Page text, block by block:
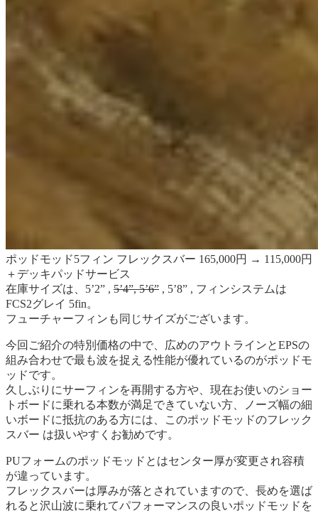
ポッドモッド5フィン フレックスバー 165,000円 → 115,000円
＋デッキパッドサービス
在庫サイズは、5’2” , 5’4”, 5’6” , 5’8” , フィンシステムは
FCS2グレイ 5fin。
フューチャーフィンも同じサイズがございます。
今回ご紹介の特別価格の中で、広めのアウトラインとEPSの
組み合わせで最も波を捉える性能が優れているのがポッドモ
ッドです。
久しぶりにサーフィンを再開する方や、現在お使いのショー
トボードに乗れる本数が満足できていない方、ノーズ幅の細
いボードに抵抗のある方には、このポッドモッドのフレック
スバー は扱いやすくお勧めです。
PUフォームのポッドモッドとはセンター厚が変更され容積
が違っています。
フレックスバーは厚みが落とされていますので、長めを選ば
れると沢山波に乗れてパフォーマンスの良いポッドモッドを